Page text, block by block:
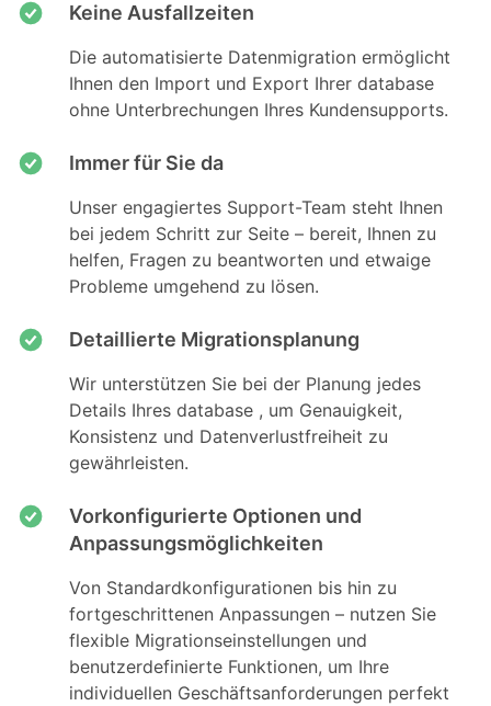
Keine Ausfallzeiten
Die automatisierte Datenmigration ermöglicht
Ihnen den Import und Export Ihrer database
ohne Unterbrechungen Ihres Kundensupports.
Immer für Sie da
Unser engagiertes Support-Team steht Ihnen
bei jedem Schritt zur Seite – bereit, Ihnen zu
helfen, Fragen zu beantworten und etwaige
Probleme umgehend zu lösen.
Detaillierte Migrationsplanung
Wir unterstützen Sie bei der Planung jedes
Details Ihres database , um Genauigkeit,
Konsistenz und Datenverlustfreiheit zu
gewährleisten.
Vorkonfigurierte Optionen und
Anpassungsmöglichkeiten
Von Standardkonfigurationen bis hin zu
fortgeschrittenen Anpassungen – nutzen Sie
flexible Migrationseinstellungen und
benutzerdefinierte Funktionen, um Ihre
individuellen Geschäftsanforderungen perfekt